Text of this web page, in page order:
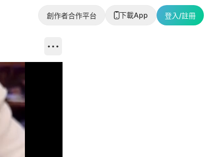
創作者合作平台 下載App 登入/註冊